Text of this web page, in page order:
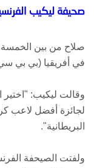
صحيفة ليكيب
صلاح من بين
في أفريقيا (بي بي
وقالت ليكيب:
لجائزة أفضل لاعب
البريطانية".
ولفتت الصيحفة